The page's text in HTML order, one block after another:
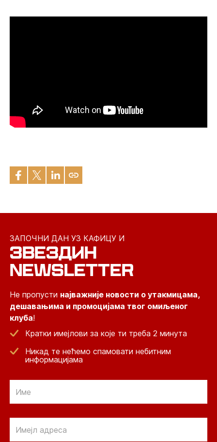
ЗАПОЧНИ ДАН УЗ КАФИЦУ И
ЗВЕЗДИН
NEWSLETTER
Не пропусти најважније новости о утакмицама,
дешавањима и промоцијама твог омиљеног
клуба!
Кратки имејлови за које ти треба 2 минута
Никад те нећемо спамовати небитним
информацијама